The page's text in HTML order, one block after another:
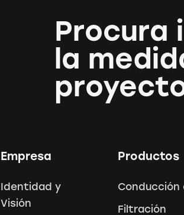
Procura
la
Empresa
Identidad y
Visión
Productos
Conducción
Filtración